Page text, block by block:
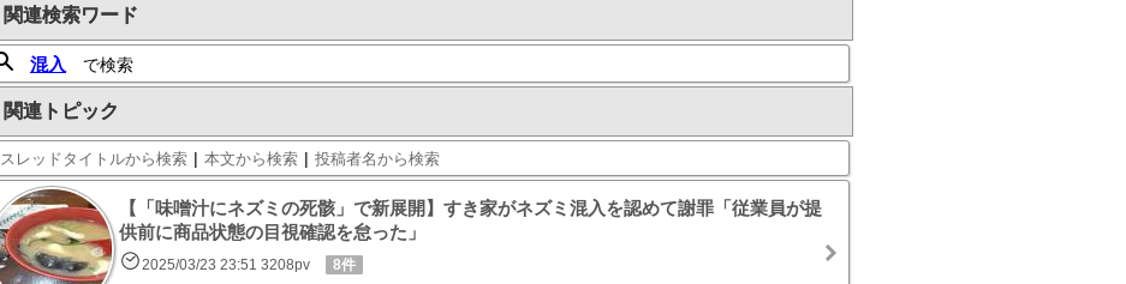
関連検索ワード
混入 で検索
関連トピック
スレッドタイトルから検索 | 本文から検索 | 投稿者名から検索
【「味噌汁にネズミの死骸」で新展開】すき家がネズミ混入を認めて謝罪「従業員が提
供前に商品状態の目視確認を怠った」
2025/03/23 23:51 3208pv 8件